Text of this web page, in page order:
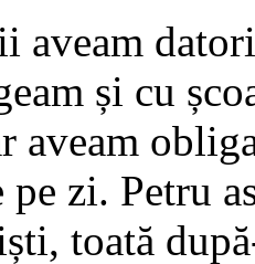
și cu
aveam
pe zi. Petru
toată